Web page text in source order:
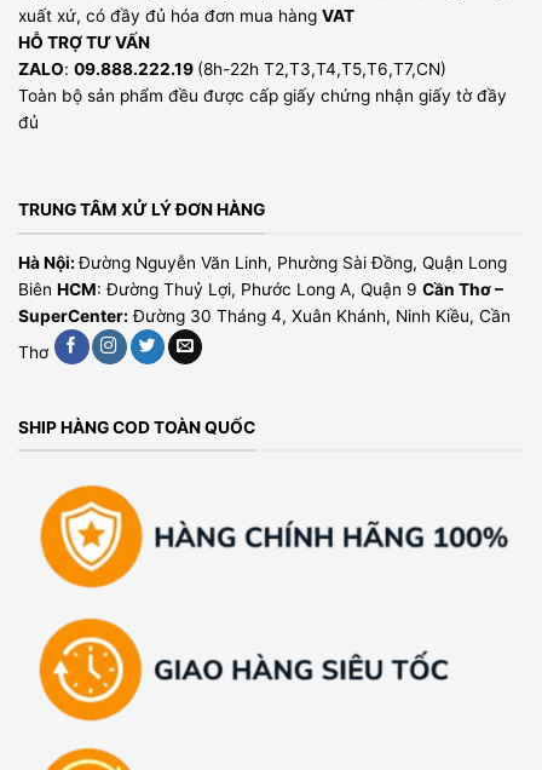
xuất xứ, có đầy đủ hóa đơn mua hàng VAT
HỖ TRỢ TƯ VẤN
ZALO: 09.888.222.19 (8h-22h T2,T3,T4,T5,T6,T7,CN)
Toàn bộ sản phẩm đều được cấp giấy chứng nhận giấy tờ đầy
đủ
TRUNG TÂM XỬ LÝ ĐƠN HÀNG
Hà Nội:Đường Nguyễn Văn Linh, Phường Sài Đồng, Quận Long
Biên HCM: Đường Thuỷ Lợi, Phước Long A, Quận 9 Cần Thơ –
SuperCenter: Đường 30 Tháng 4, Xuân Khánh, Ninh Kiều, Cần
Thơ
SHIP HÀNG COD TOÀN QUỐC